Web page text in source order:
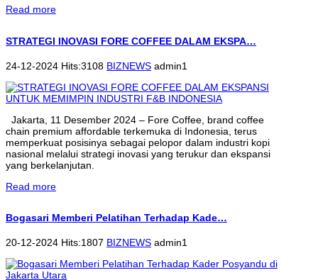
Read more
STRATEGI INOVASI FORE COFFEE DALAM EKSPA…
24-12-2024 Hits:3108 BIZNEWS admin1
Jakarta, 11 Desember 2024 – Fore Coffee, brand coffee
chain premium affordable terkemuka di Indonesia, terus
memperkuat posisinya sebagai pelopor dalam industri kopi
nasional melalui strategi inovasi yang terukur dan ekspansi
yang berkelanjutan.
Read more
Bogasari Memberi Pelatihan Terhadap Kade…
20-12-2024 Hits:1807 BIZNEWS admin1